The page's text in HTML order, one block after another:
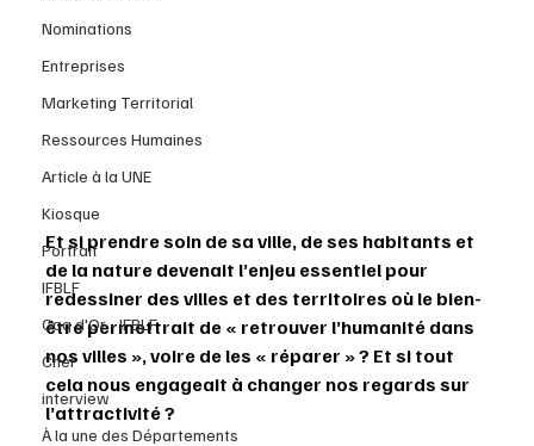
Nominations
Entreprises
Marketing Territorial
Ressources Humaines
Article à la UNE
Kiosque
Portrait
IFBLF
Coq d'Or - IFBLF
Cher
interview
À la une des Départements
Et si prendre soin de sa ville, de ses habitants et
de la nature devenait l’enjeu essentiel pour
redessiner des villes et des territoires où le bien-
être permettrait de « retrouver l’humanité dans
nos villes », voire de les « réparer » ? Et si tout
cela nous engageait à changer nos regards sur
l’attractivité ?